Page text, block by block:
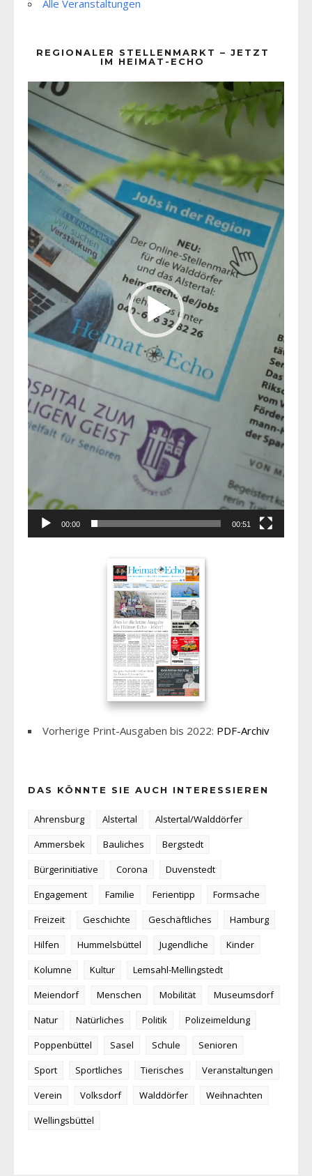
Alle Veranstaltungen
REGIONALER STELLENMARKT – JETZT
IM HEIMAT-ECHO
Player
00:00 00:51
Vorherige Print-Ausgaben bis 2022: PDF-Archiv
DAS KÖNNTE SIE AUCH INTERESSIEREN
Ahrensburg Alstertal
Alstertal/Walddörfer
Ammersbek
Bauliches
Bergstedt
Bürgerinitiative
Corona
Duvenstedt
Engagement
Familie Ferientipp
Formsache
Freizeit
Geschichte Geschäftliches
Hamburg
Hilfen
Hummelsbüttel Jugendliche
Kinder
Kolumne
Kultur
Lemsahl-Mellingstedt
Meiendorf
Menschen Mobilität
Museumsdorf
Natur
Natürliches Politik
Polizeimeldung
Poppenbüttel
Sasel Schule
Senioren
Sport
Sportliches Tierisches
Veranstaltungen
Verein
Volksdorf Walddörfer
Weihnachten
Wellingsbüttel